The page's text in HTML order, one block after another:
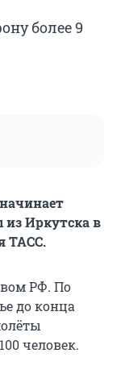
более 9
Иркутска в
ТАСС.
РФ. По
до конца
человек.